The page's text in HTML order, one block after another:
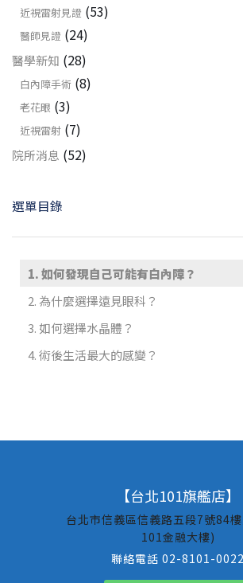
近視雷射見證 (53)
醫師見證 (24)
醫學新知 (28)
白內障手術 (8)
老花眼 (3)
近視雷射 (7)
院所消息 (52)
選單目錄
如何發現自己可能有白內障？
為什麼選擇遠見眼科？
如何選擇水晶體？
術後生活最大的感變？
【台北101旗艦店】
台北市信義區信義路五段7號84
101金融大樓)
聯絡電話 02-8101-0022